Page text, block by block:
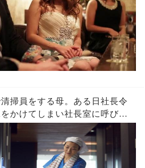
掃員をする母。ある日社長令
かけてしまい社長室に呼び出
息子と部屋に入ると社長令嬢
た」「え？」